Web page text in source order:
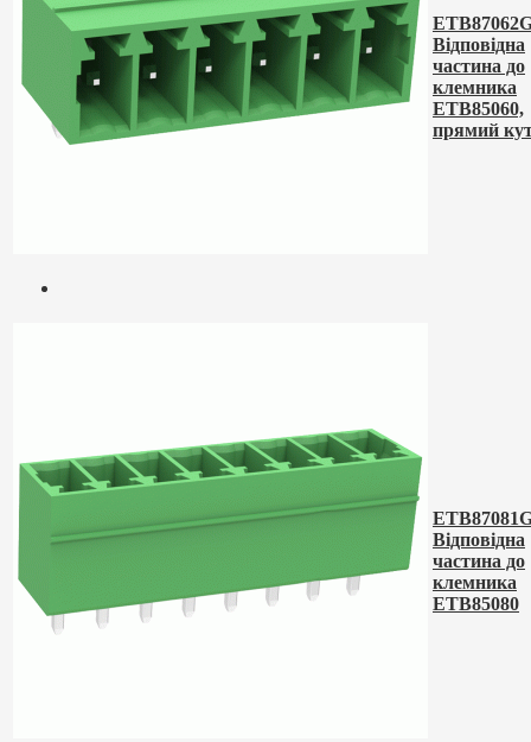
Відповідна
частина до
клемника
ETB85060,
прямий
Відповідна
частина до
клемника
ETB85080